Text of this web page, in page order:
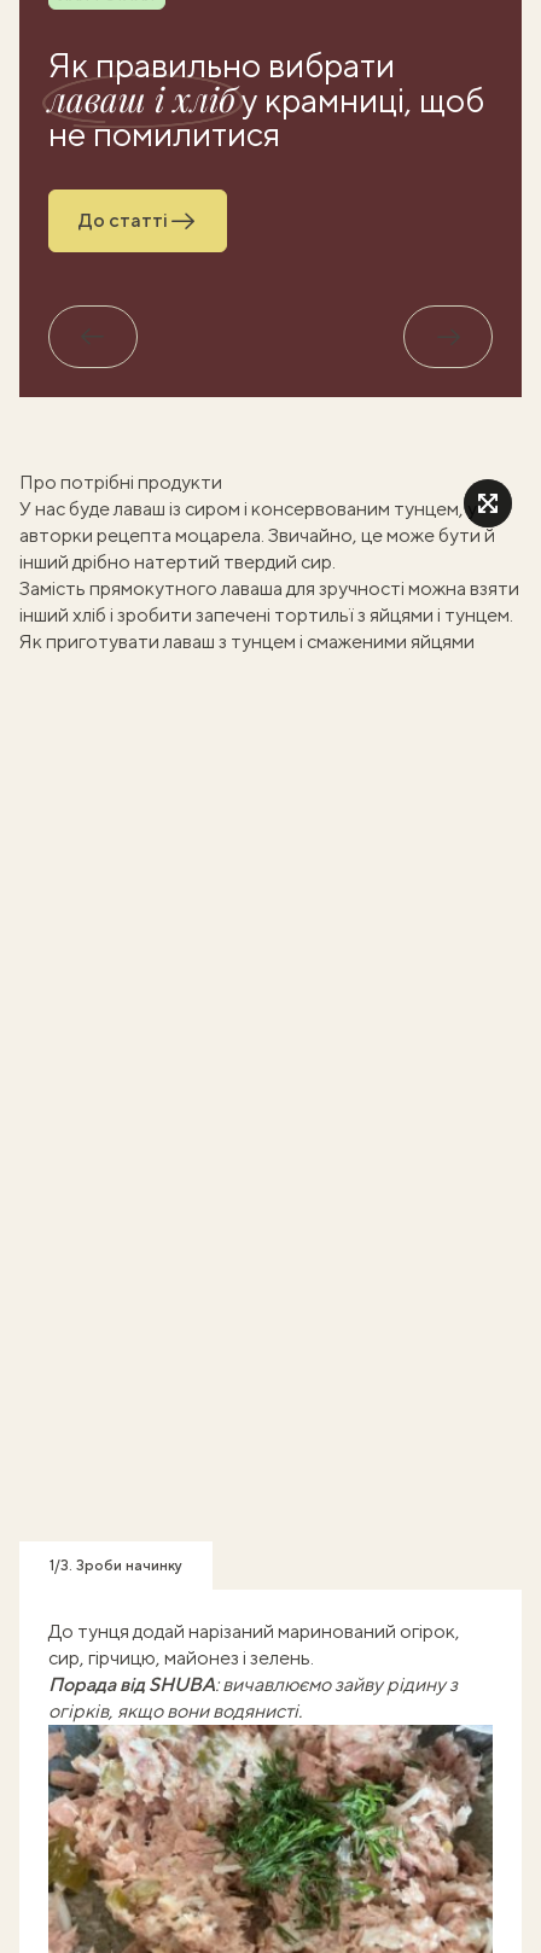
Як правильно вибрати
лаваш і хлібу крамниці, щоб
не помилитися
До статті
Назад Вперед
Про потрібні продукти
У нас буделаваш із сиром і консервованим тунцем, у
авторки рецепта моцарела. Звичайно, це може бути й
інший дрібно натертий твердий сир.
Замість прямокутного лаваша для зручності можна взяти
інший хліб і зробити запечені тортильї з яйцями і тунцем.
Як приготувати лаваш з тунцем і смаженими яйцями
1/3. Зроби начинку
До тунця додай нарізаний маринований огірок,
сир, гірчицю, майонез і зелень.
Порада від SHUBA: вичавлюємо зайву рідину з
огірків, якщо вони водянисті.